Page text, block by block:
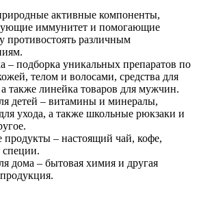
активные компоненты,
иммунитет и помогающие
противостоять различным
– подборка уникальных препаратов по
телом и волосами, средства для
также линейка товаров для мужчин.
детей – витамины и минералы,
ухода, а также школьные рюкзаки и
продукты– настоящий чай, кофе,
специи.
дома – бытовая химия и другая